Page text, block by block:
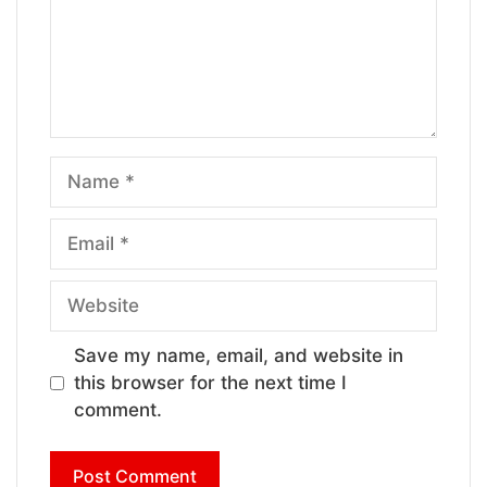
Save my name, email, and website in
this browser for the next time I
comment.